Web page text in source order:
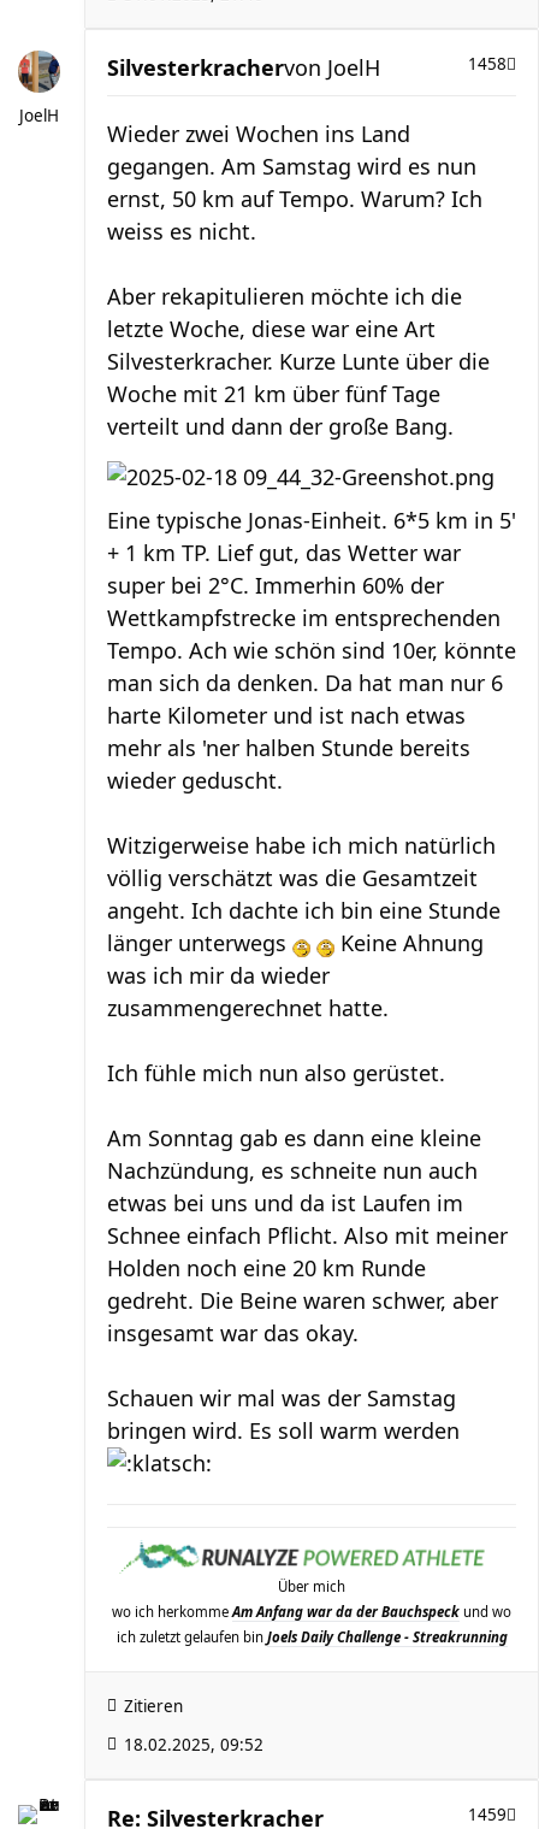
JoelH
Silvesterkracher 1458
von JoelH
Wieder zwei Wochen ins Land
gegangen. Am Samstag wird es nun
ernst, 50 km auf Tempo. Warum? Ich
weiss es nicht.
Aber rekapitulieren möchte ich die
letzte Woche, diese war eine Art
Silvesterkracher. Kurze Lunte über die
Woche mit 21 km über fünf Tage
verteilt und dann der große Bang.
Eine typische Jonas-Einheit. 6*5 km in 5'
+ 1 km TP. Lief gut, das Wetter war
super bei 2°C. Immerhin 60% der
Wettkampfstrecke im entsprechenden
Tempo. Ach wie schön sind 10er, könnte
man sich da denken. Da hat man nur 6
harte Kilometer und ist nach etwas
mehr als 'ner halben Stunde bereits
wieder geduscht.
Witzigerweise habe ich mich natürlich
völlig verschätzt was die Gesamtzeit
angeht. Ich dachte ich bin eine Stunde
länger unterwegs
Keine Ahnung
was ich mir da wieder
zusammengerechnet hatte.
Ich fühle mich nun also gerüstet.
Am Sonntag gab es dann eine kleine
Nachzündung, es schneite nun auch
etwas bei uns und da ist Laufen im
Schnee einfach Pflicht. Also mit meiner
Holden noch eine 20 km Runde
gedreht. Die Beine waren schwer, aber
insgesamt war das okay.
Schauen wir mal was der Samstag
bringen wird. Es soll warm werden
Über mich
wo ich herkomme Am Anfang war da der Bauchspeck und wo
ich zuletzt gelaufen bin Joels Daily Challenge - Streakrunning
Zitieren
18.02.2025, 09:52
Re: Silvesterkracher 1459